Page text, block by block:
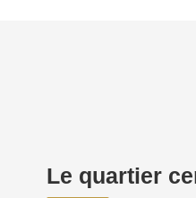
Le quartier